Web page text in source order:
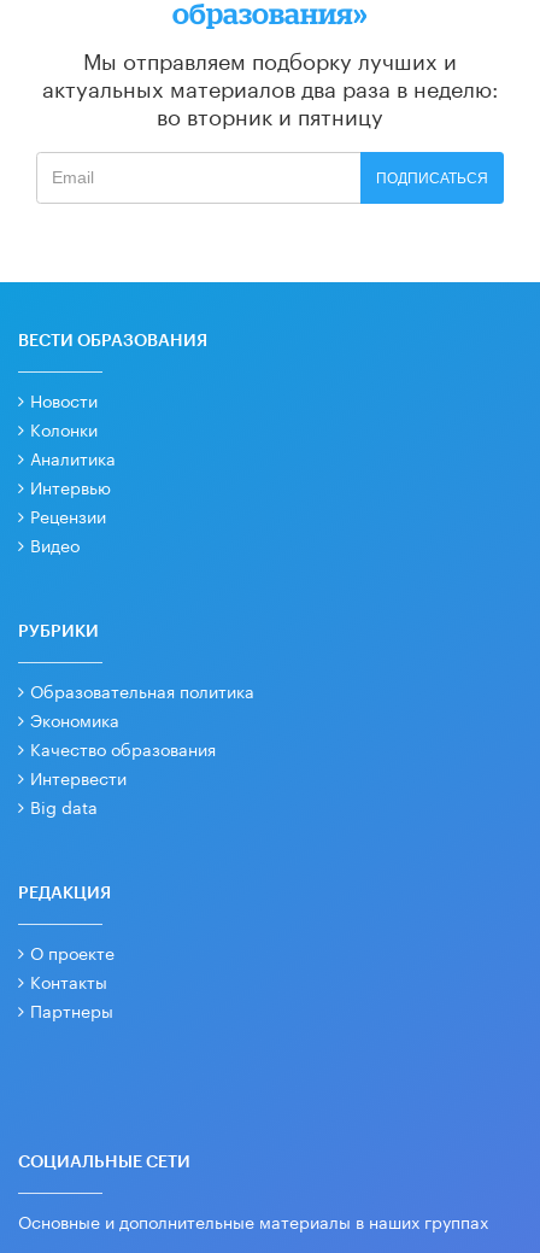
образования»
Мы отправляем подборку лучших и
актуальных материалов два раза в неделю:
во вторник и пятницу
ПОДПИСАТЬСЯ
ВЕСТИ ОБРАЗОВАНИЯ
Новости
Колонки
Аналитика
Интервью
Рецензии
Видео
РУБРИКИ
Образовательная политика
Экономика
Качество образования
Интервести
Big data
РЕДАКЦИЯ
О проекте
Контакты
Партнеры
СОЦИАЛЬНЫЕ СЕТИ
Основные и дополнительные материалы в наших группах